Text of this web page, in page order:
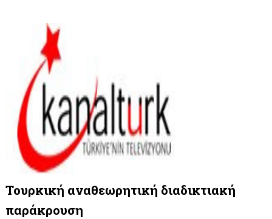
Τουρκική αναθεωρητική διαδικτιακή
παράκρουση